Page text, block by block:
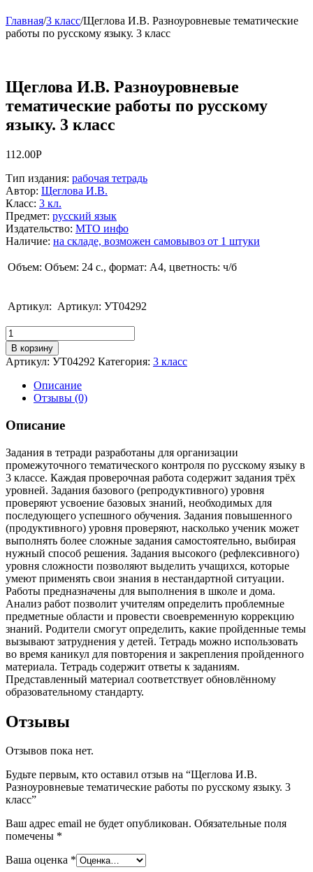
Главная/3 класс/Щеглова И.В. Разноуровневые тематические
работы по русскому языку. 3 класс
Щеглова И.В. Разноуровневые
тематические работы по русскому
языку. 3 класс
112.00Р
Тип издания: рабочая тетрадь
Автор: Щеглова И.В.
Класс: 3 кл.
Предмет: русский язык
Издательство: МТО инфо
Наличие: на складе, возможен самовывоз от 1 штуки
Объем: Объем: 24 с., формат: А4, цветность: ч/б
Артикул: Артикул: УТ04292
Количество
Щеглова
И.В.
Разноуровневые
тематические
работы
русскому
языку.
класс
В корзину
Артикул: УТ04292 Категория: 3 класс
Описание
Отзывы (0)
Описание
Задания в тетради разработаны для организации
промежуточного тематического контроля по русскому языку в
3 классе. Каждая проверочная работа содержит задания трёх
уровней. Задания базового (репродуктивного) уровня
проверяют усвоение базовых знаний, необходимых для
последующего успешного обучения. Задания повышенного
(продуктивного) уровня проверяют, насколько ученик может
выполнять более сложные задания самостоятельно, выбирая
нужный способ решения. Задания высокого (рефлексивного)
уровня сложности позволяют выделить учащихся, которые
умеют применять свои знания в нестандартной ситуации.
Работы предназначены для выполнения в школе и дома.
Анализ работ позволит учителям определить проблемные
предметные области и провести своевременную коррекцию
знаний. Родители смогут определить, какие пройденные темы
вызывают затруднения у детей. Тетрадь можно использовать
во время каникул для повторения и закрепления пройденного
материала. Тетрадь содержит ответы к заданиям.
Представленный материал соответствует обновлённому
образовательному стандарту.
Отзывы
Отзывов пока нет.
Будьте первым, кто оставил отзыв на “Щеглова И.В.
Разноуровневые тематические работы по русскому языку. 3
класс”
Ваш адрес email не будет опубликован. Обязательные поля
помечены *
Ваша оценка *